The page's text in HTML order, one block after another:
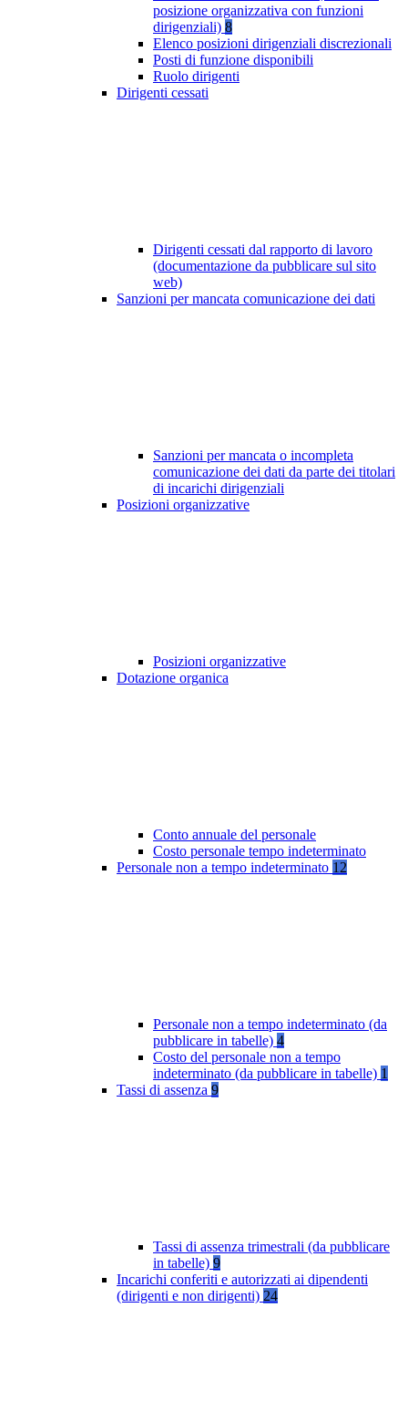
posizione organizzativa con funzioni
dirigenziali) 8
Elenco posizioni dirigenziali discrezionali
Posti di funzione disponibili
Ruolo dirigenti
Dirigenti cessati
Dirigenti cessati dal rapporto di lavoro
(documentazione da pubblicare sul sito
web)
Sanzioni per mancata comunicazione dei dati
Sanzioni per mancata o incompleta
comunicazione dei dati da parte dei titolari
di incarichi dirigenziali
Posizioni organizzative
Posizioni organizzative
Dotazione organica
Conto annuale del personale
Costo personale tempo indeterminato
Personale non a tempo indeterminato 12
Personale non a tempo indeterminato (da
pubblicare in tabelle) 4
Costo del personale non a tempo
indeterminato (da pubblicare in tabelle) 1
Tassi di assenza 9
Tassi di assenza trimestrali (da pubblicare
in tabelle) 9
Incarichi conferiti e autorizzati ai dipendenti
(dirigenti e non dirigenti) 24